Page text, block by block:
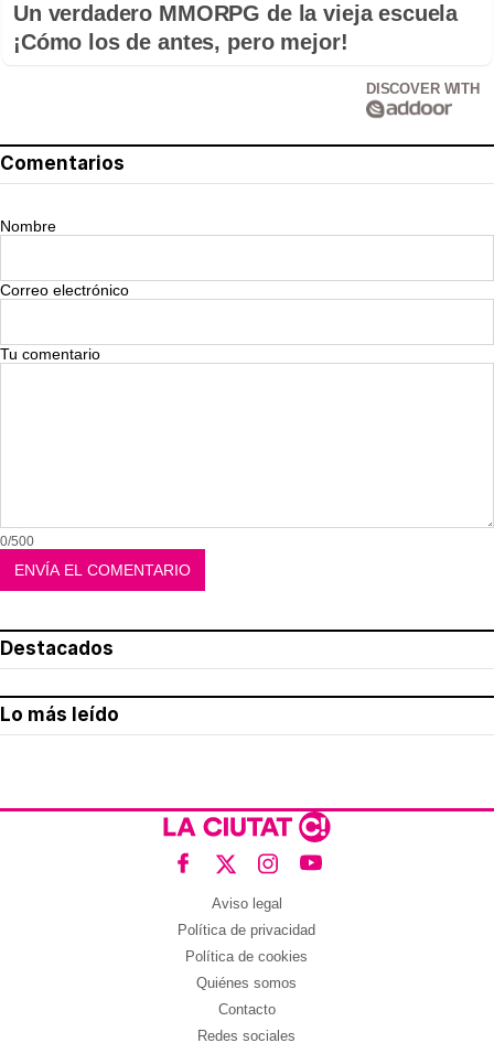
Un verdadero MMORPG de la vieja escuela
¡Cómo los de antes, pero mejor!
DISCOVER WITH
Comentarios
Nombre
Correo electrónico
Tu comentario
0/500
Destacados
Lo más leído
Aviso legal
Política de privacidad
Política de cookies
Quiénes somos
Contacto
Redes sociales